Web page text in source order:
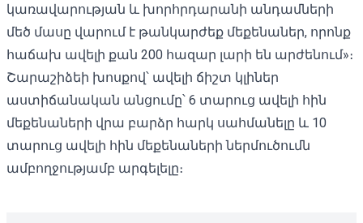
կառավարության և խորհրդարանի անդամների
մեծ մասը վարում է թանկարժեք մեքենաներ, որոնք
հաճախ ավելի քան 200 հազար լարի են արժենում»։
Շարաշիձեի խոսքով՝ ավելի ճիշտ կլիներ
աստիճանական անցումը՝ 6 տարուց ավելի հին
մեքենաների վրա բարձր հարկ սահմանելը և 10
տարուց ավելի հին մեքենաների ներմուծումն
ամբողջությամբ արգելելը։